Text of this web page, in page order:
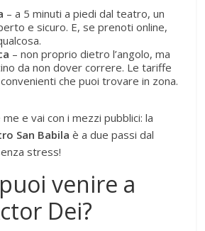
– a 5 minuti a piedi dal teatro, un
e sicuro. E, se prenoti online,
– non proprio dietro l’angolo, ma
da non dover correre. Le tariffe
che puoi trovare in zona.
e vai con i mezzi pubblici: la
San Babila è a due passi dal
stress!
venire a
Dei?